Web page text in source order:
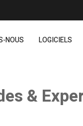
NOUS LOGICIELS
&